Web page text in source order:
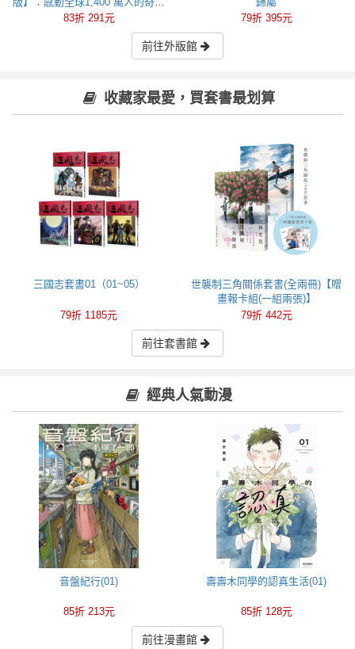
之書，東野圭吾最令人感動落淚
83折 291元
79折 395元
前往外版館
收藏家最愛，買套書最划算
三國志套書01（01~05）
79折 1185元
世襲制三角關係套書(全兩冊)【贈
畫報卡組(一組兩張)】
79折 442元
前往套書館
經典人氣動漫
音盤紀行(01)
85折 213元
壽壽木同學的認真生活(01)
85折 128元
前往漫畫館